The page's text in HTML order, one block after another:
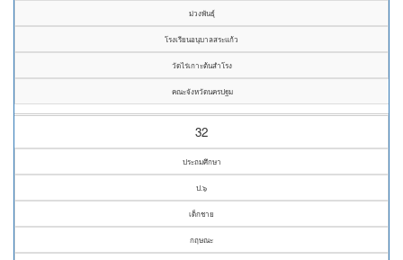
ม่วงพันธุ์
โรงเรียนอนุบาลสระแก้ว
วัดไร่เกาะต้นสำโรง
คณะจังหวัดนครปฐม
32
ประถมศึกษา
ป.๖
เด็กชาย
กฤษณะ